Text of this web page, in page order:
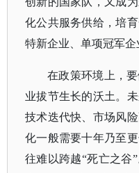
化公共服务供给，培
特新企业、单项冠军企
在政策环境上，
业拔节生长的沃土。
技术迭代快、市场风
化一般需要十年乃至
往难以跨越“死亡之谷